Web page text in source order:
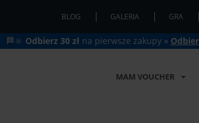
BLOG GALERIA GRA
🏁🔆 Odbierz 30 zł na pierwsze zakupy »
MAM VOUCHER